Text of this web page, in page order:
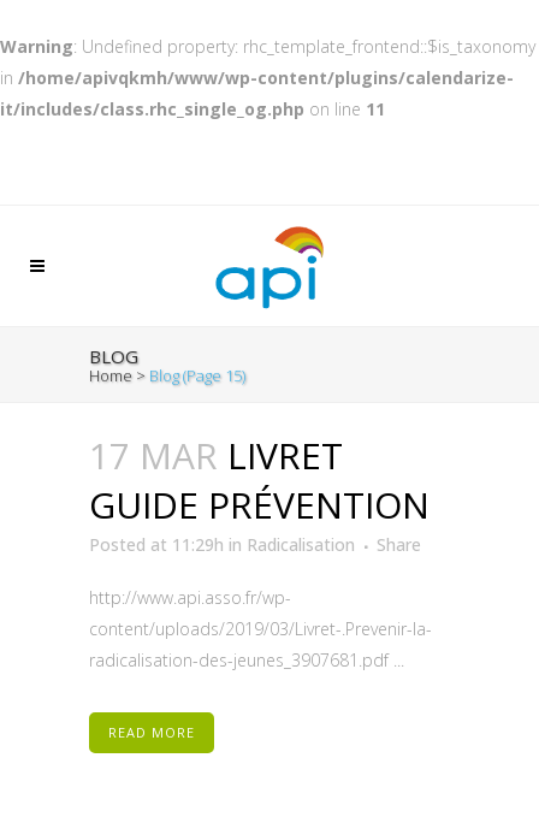
Warning: Undefined property: rhc_template_frontend::$is_taxonomy
in /home/apivqkmh/www/wp-content/plugins/calendarize-
it/includes/class.rhc_single_og.php on line 11
BLOG
Home > Blog(Page 15)
17 MAR LIVRET
GUIDE PRÉVENTION
Posted at 11:29h in Radicalisation Share
http://www.api.asso.fr/wp-
content/uploads/2019/03/Livret-.Prevenir-la-
radicalisation-des-jeunes_3907681.pdf ...
READ MORE